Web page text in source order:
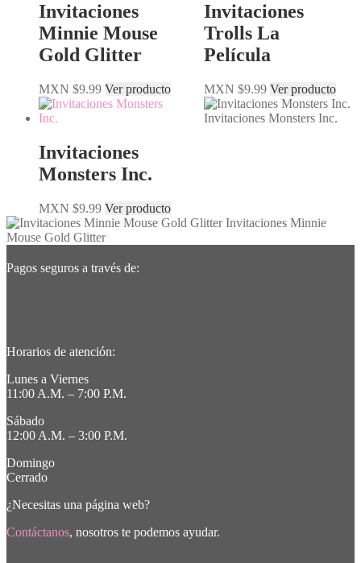
Invitaciones
Minnie Mouse
Gold Glitter
MXN $9.99 Ver producto
Invitaciones
Trolls La
Película
MXN $9.99 Ver producto
Invitaciones
Monsters Inc.
MXN $9.99 Ver producto
Invitaciones Monsters Inc.
Invitaciones Minnie
Mouse Gold Glitter
Pagos seguros a través de:
Horarios de atención:
Lunes a Viernes
11:00 A.M. – 7:00 P.M.
Sábado
12:00 A.M. – 3:00 P.M.
Domingo
Cerrado
¿Necesitas una página web?
Contáctanos, nosotros te podemos ayudar.